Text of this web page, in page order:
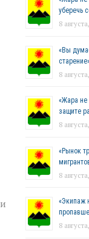
уберечь
8
«Вы
8
«Жара не
защите
8
«Рынок
8
«Экипаж
8